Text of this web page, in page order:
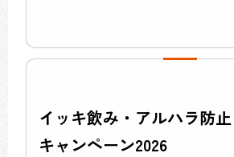
イッキ飲み・アルハラ防止
キャンペーン2026